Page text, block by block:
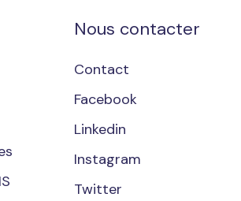
Nous contacter
Contact
Facebook
Linkedin
Instagram
Twitter